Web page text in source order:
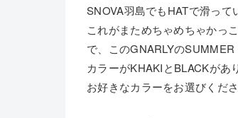
SNOVA羽島でもHATで滑って
これがまためちゃめちゃかっ
で、このGNARLYの
カラーがKHAKIとBLACKがあ
お好きなカラーをお選びくださ